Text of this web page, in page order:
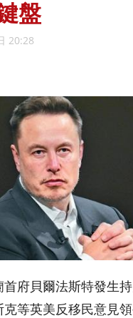
盤
20:28
府貝爾法斯特發生持
克等英美反移民意見